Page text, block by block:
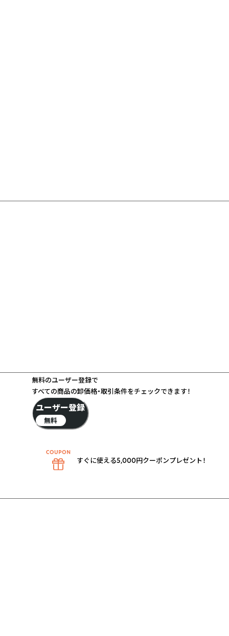
無料のユーザー登録で
すべての商品の卸価格・取引条件をチェックできます！
ユーザー登録
無料
すぐに使える5,000円クーポンプレゼント！